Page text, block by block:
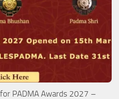
PADMA Awards 2027 –